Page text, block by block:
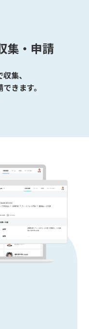
集・申請
集、
きます。